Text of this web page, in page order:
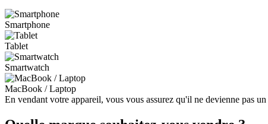
Smartphone
Tablet
Smartwatch
MacBook / Laptop
En vendant votre appareil, vous vous assurez qu'il ne devienne pas un